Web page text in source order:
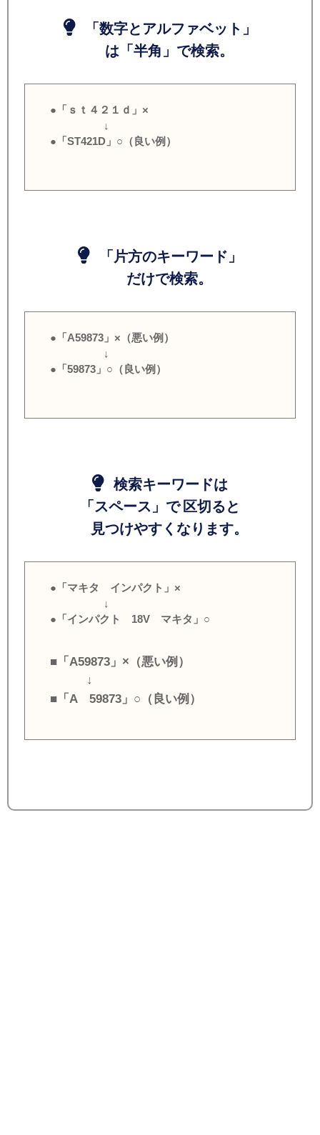
「数字とアルファベット」
は「半角」で検索。
●「ｓｔ４２１ｄ」×
↓
●「ST421D」○（良い例）
「片方のキーワード」
だけで検索。
●「A59873」×（悪い例）
↓
●「59873」○（良い例）
検索キーワードは
「スペース」で 区切ると
見つけやすくなります。
●「マキタ インパクト」×
↓
●「インパクト 18V マキタ」○
■「A59873」×（悪い例）
↓
■「A 59873」○（良い例）